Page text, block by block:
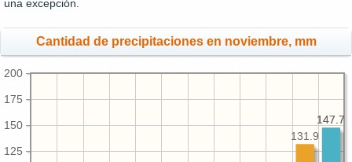
una excepción.
Cantidad de precipitaciones en noviembre, mm
125
150
175
200
147.7
147.7
131.9